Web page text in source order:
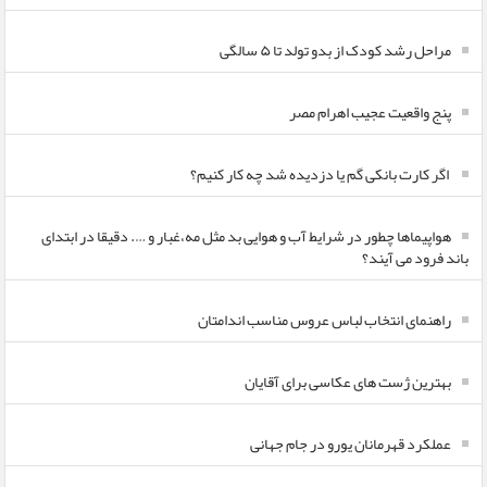
مراحل رشد کودک از بدو تولد تا ۵ سالگی
پنج واقعیت عجیب اهرام مصر
اگر کارت بانکی گم یا دزدیده شد چه کار کنیم؟
هواپیماها چطور در شرایط آب و هوایی بد مثل مه،غبار و …. دقیقا در ابتدای
باند فرود می آیند؟
راهنمای انتخاب لباس عروس مناسب اندامتان
بهترین ژست های عکاسی برای آقایان
عملکرد قهرمانان یورو در جام جهانی